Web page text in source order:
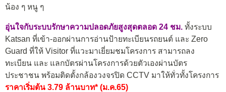
น้อง ๆ หนู ๆ
อุ่นใจกับระบบรักษาความปลอดภัยสูงสุดตลอด 24 ชม. ทั้งระบบ
Katsan ที่เข้า-ออกผ่านการอ่านป้ายทะเบียนรถยนต์ และ Zero
Guard ที่ให้ Visitor ที่แวะมาเยี่ยมชมโครงการ สามารถลง
ทะเบียน และ แลกบัตรผ่านโครงการด้วยตัวเองผ่านบัตร
ประชาชน พร้อมติดตั้งกล้องวงจรปิด CCTV มาให้ทั่วทั้งโครงการ
ราคาเริ่มต้น 3.79 ล้านบาท* (ม.ค.65)